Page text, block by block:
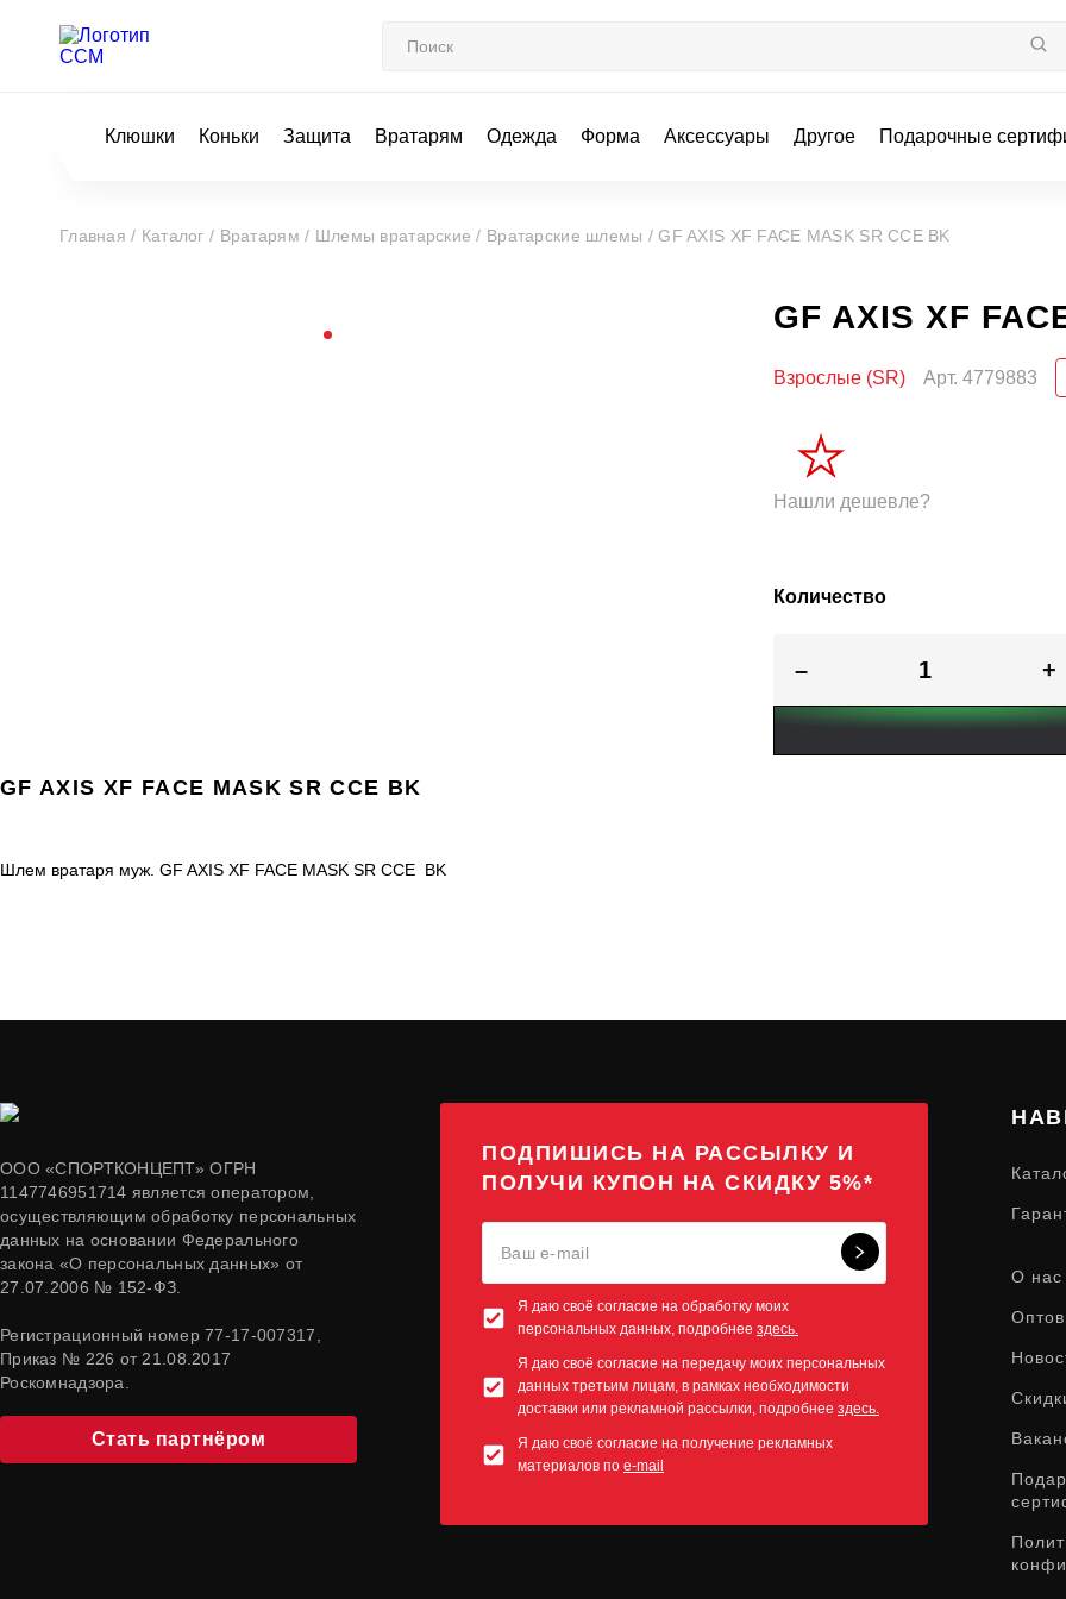
Клюшки Коньки Защита Вратарям Одежда Форма Аксессуары Другое Подарочные
Главная / Каталог / Вратарям / Шлемы вратарские / Вратарские шлемы / GF AXIS XF FACE MASK SR CCE BK
GF AXIS XF
Взрослые (SR) Арт. 4779883
Нашли дешевле?
Количество
– +
GF AXIS XF FACE MASK SR CCE BK
Шлем вратаря муж. GF AXIS XF FACE MASK SR CCE BK
ООО «СПОРТКОНЦЕПТ» ОГРН
1147746951714 является оператором,
осуществляющим обработку персональных
данных на основании Федерального
закона «О персональных данных» от
27.07.2006 № 152-ФЗ.
Регистрационный номер 77-17-007317,
Приказ № 226 от 21.08.2017
Роскомнадзора.
Стать партнёром
ПОДПИШИСЬ НА РАССЫЛКУ И
ПОЛУЧИ КУПОН НА СКИДКУ 5%*
Я даю своё согласие на обработку моих
персональных данных, подробнее здесь.
Я даю своё согласие на передачу моих персональных
данных третьим лицам, в рамках необходимости
доставки или рекламной рассылки, подробнее здесь.
Я даю своё согласие на получение рекламных
материалов по e-mail
О нас